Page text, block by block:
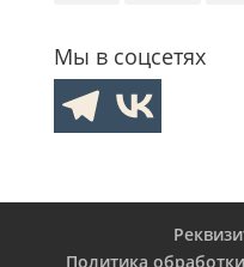
Мы в соцсетях
Политика